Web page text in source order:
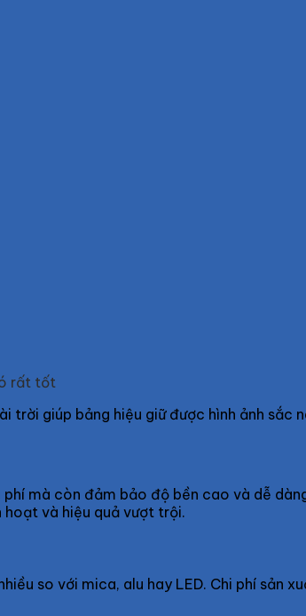
rất tốt
giúp bảng hiệu giữ được hình ảnh sắc
mà còn đảm bảo độ bền cao và dễ
và hiệu quả vượt trội.
so với mica, alu hay LED. Chi phí sản